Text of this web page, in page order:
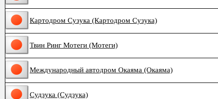
Картодром Сузука (Картодром Сузука)
Твин Ринг Мотеги (Мотеги)
Международный автодром Окаяма (Окаяма)
Судзука (Судзука)